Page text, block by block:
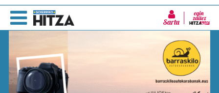
Sartu